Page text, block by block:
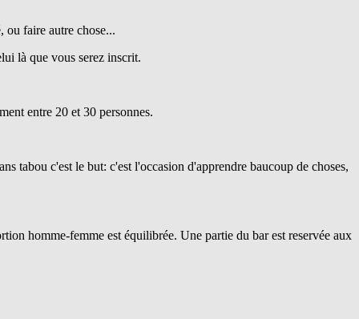
ou faire autre chose...
là que vous serez inscrit.
entre 20 et 30 personnes.
tabou c'est le but: c'est l'occasion d'apprendre baucoup de choses,
homme-femme est équilibrée. Une partie du bar est reservée aux